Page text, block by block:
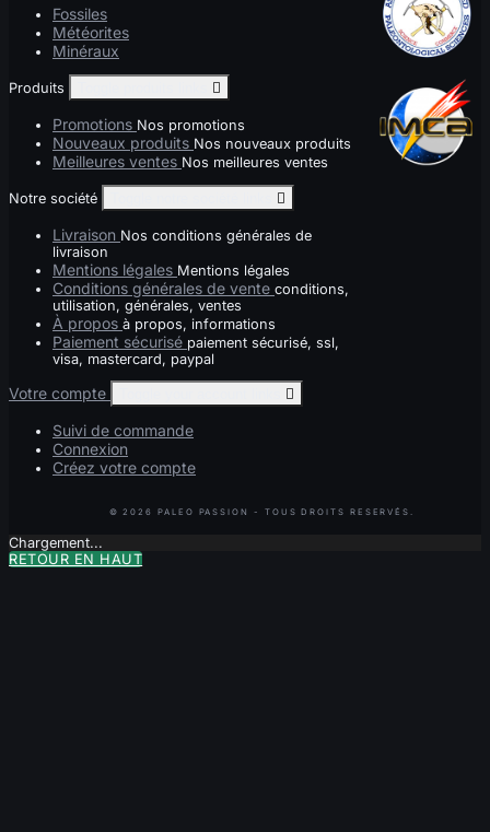
Fossiles
Météorites
Minéraux
Produits 
Promotions Nos promotions
Nouveaux produits Nos nouveaux produits
Meilleures ventes Nos meilleures ventes
Notre société 
Livraison Nos conditions générales de
livraison
Mentions légales Mentions légales
Conditions générales de vente conditions,
utilisation, générales, ventes
À propos à propos, informations
Paiement sécurisé paiement sécurisé, ssl,
visa, mastercard, paypal
Votre compte 
Suivi de commande
Connexion
Créez votre compte
Chargement...
RETOUR EN HAUT